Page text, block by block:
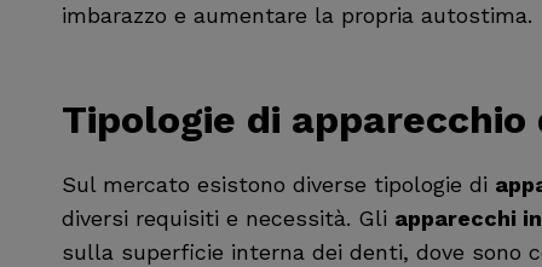
imbarazzo e aumentare la propria autostima.
Tipologie di
Sul mercato esistono diverse tipologie di
diversi requisiti e necessità. Gli apparecchi
sulla superficie interna dei denti, dove sono